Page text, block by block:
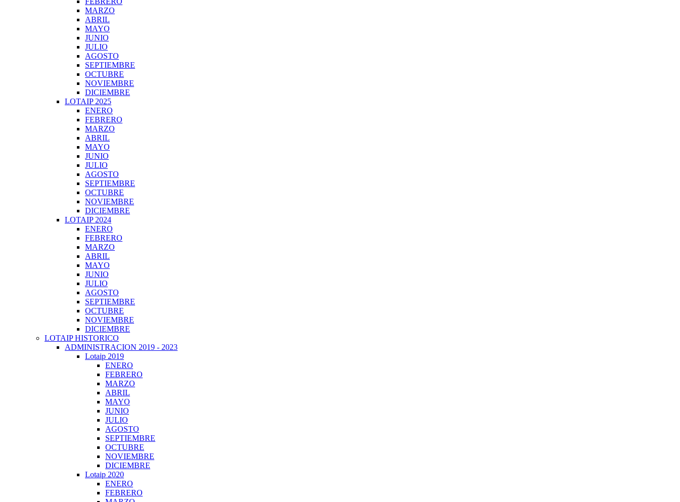
MARZO
ABRIL
MAYO
JUNIO
JULIO
AGOSTO
SEPTIEMBRE
OCTUBRE
NOVIEMBRE
DICIEMBRE
LOTAIP 2025
ENERO
FEBRERO
MARZO
ABRIL
MAYO
JUNIO
JULIO
AGOSTO
SEPTIEMBRE
OCTUBRE
NOVIEMBRE
DICIEMBRE
LOTAIP 2024
ENERO
FEBRERO
MARZO
ABRIL
MAYO
JUNIO
JULIO
AGOSTO
SEPTIEMBRE
OCTUBRE
NOVIEMBRE
DICIEMBRE
LOTAIP HISTORICO
ADMINISTRACION 2019 - 2023
Lotaip 2019
ENERO
FEBRERO
MARZO
ABRIL
MAYO
JUNIO
JULIO
AGOSTO
SEPTIEMBRE
OCTUBRE
NOVIEMBRE
DICIEMBRE
Lotaip 2020
ENERO
FEBRERO